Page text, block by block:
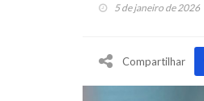
5 de janeiro de 2026
Compartilhar